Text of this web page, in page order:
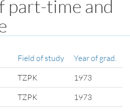
part-time and
Field of study
Year of grad.
TZPK
1973
TZPK
1973